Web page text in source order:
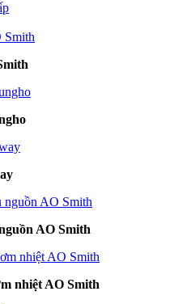
AO Smith
nhiệt AO Smith